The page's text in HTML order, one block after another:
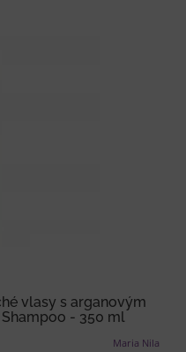
vlasy s arganovým
- 350 ml
Maria Nila